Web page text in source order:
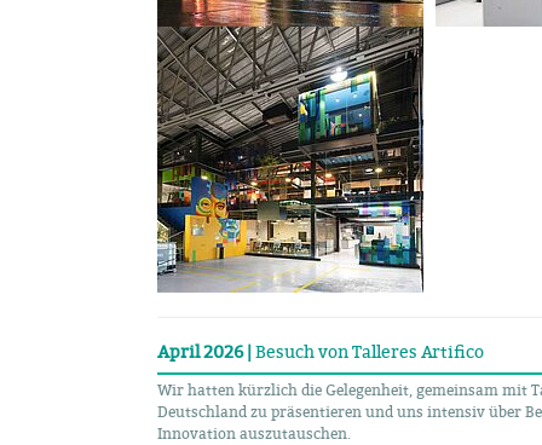
April 2026 | Besuch von Talleres Artifico
Wir hatten kürzlich die Gelegenheit, gemeinsam mit
Deutschland zu präsentieren und uns intensiv über
Innovation auszutauschen.